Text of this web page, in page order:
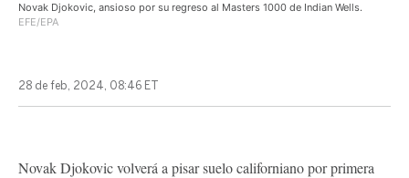
Novak Djokovic, ansioso por su regreso al Masters 1000 de Indian Wells.
EFE/EPA
28 de feb, 2024, 08:46 ET
Novak Djokovic volverá a pisar suelo californiano por primera